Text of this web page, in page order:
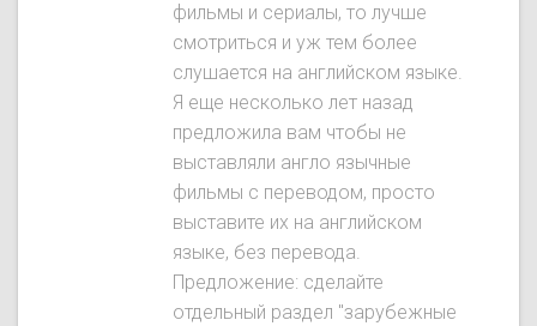
фильмы и сериалы, то лучше
смотриться и уж тем более
слушается на английском языке.
Я еще несколько лет назад
предложила вам чтобы не
выставляли англо язычные
фильмы с переводом, просто
выставите их на английском
языке, без перевода.
Предложение: сделайте
отдельный раздел "зарубежные